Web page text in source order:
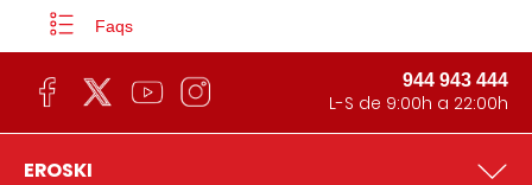
Faqs
944 943 444
L-S de 9:00h a 22:00h
EROSKI